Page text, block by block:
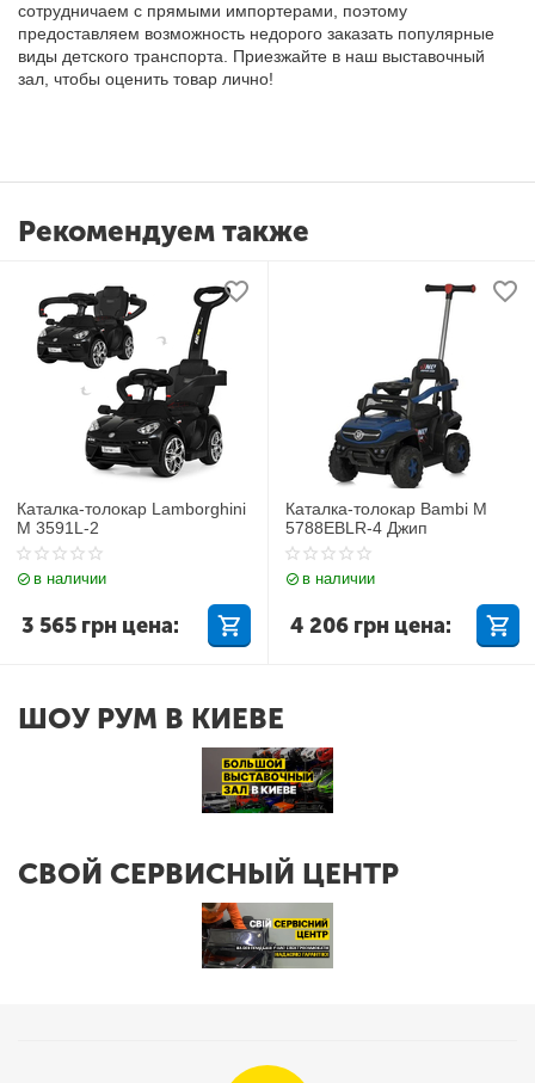
сотрудничаем с прямыми импортерами, поэтому
предоставляем возможность недорого заказать популярные
виды детского транспорта. Приезжайте в наш выставочный
зал, чтобы оценить товар лично!
Рекомендуем также
Каталка-толокар Lamborghini
M 3591L-2
в наличии
3 565 грн цена:
Каталка-толокар Bambi M
5788EBLR-4 Джип
в наличии
4 206 грн цена:
ШОУ РУМ В КИЕВЕ
СВОЙ СЕРВИСНЫЙ ЦЕНТР